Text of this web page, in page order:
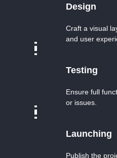
Design
Craft a visual
and user
Testing
Ensure full
or issues.
Launching
Publish the